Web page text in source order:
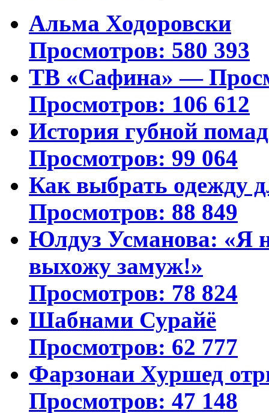
Альма Ходоровски
Просмотров: 580 393
ТВ «Сафина» —
Просмотров: 106 612
История губной
Просмотров: 99 064
Как выбрать одежду
Просмотров: 88 849
Юлдуз Усманова: «Я
выхожу замуж!»
Просмотров: 78 824
Шабнами Сурайё
Просмотров: 62 777
Фарзонаи Хуршед
Просмотров: 47 148